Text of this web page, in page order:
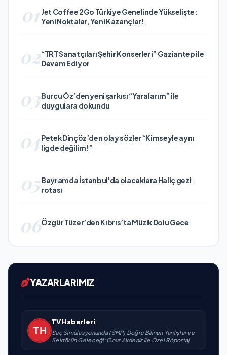
01 Jet Coffee 2Go Türkiye Genelinde Yükselişte:
Yeni Noktalar, Yeni Kazançlar!
02“TRT Sanatçıları Şehir Konserleri” Gaziantep ile
Devam Ediyor
03Burcu Öz’den yeni şarkısı “Yaralarım” ile
duygulara dokundu
04Petek Dinçöz’den olay sözler “Kimseyle aynı
ligde değilim!”
05Bayramda İstanbul'da olacaklara Haliç gezi
rotası
06Özgür Tüzer’den Kıbrıs’ta Müzik Dolu Gece
YAZARLARIMIZ
TV Haberleri
Saç Simülasyonunda (SMP) Doğru Bilinen Yanlışlar ve
Sektörün Geleceği: Onur Akdeniz ile Özel Röportaj